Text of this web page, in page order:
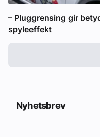
– Pluggrensing gir
spyleeffekt
Nyhetsbrev